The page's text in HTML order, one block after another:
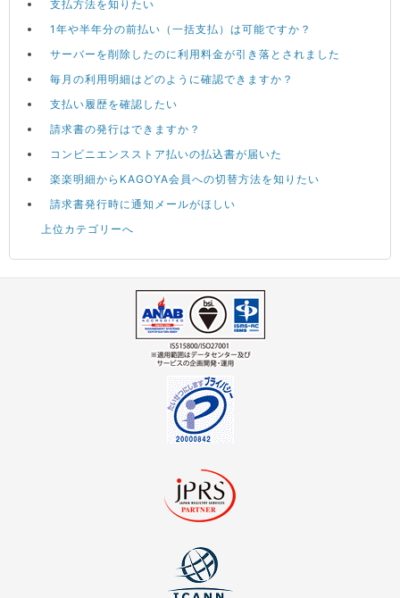
支払方法を知りたい
1年や半年分の前払い（一括支払）は可能ですか？
サーバーを削除したのに利用料金が引き落とされました
毎月の利用明細はどのように確認できますか？
支払い履歴を確認したい
請求書の発行はできますか？
コンビニエンスストア払いの払込書が届いた
楽楽明細からKAGOYA会員への切替方法を知りたい
請求書発行時に通知メールがほしい
上位カテゴリーへ